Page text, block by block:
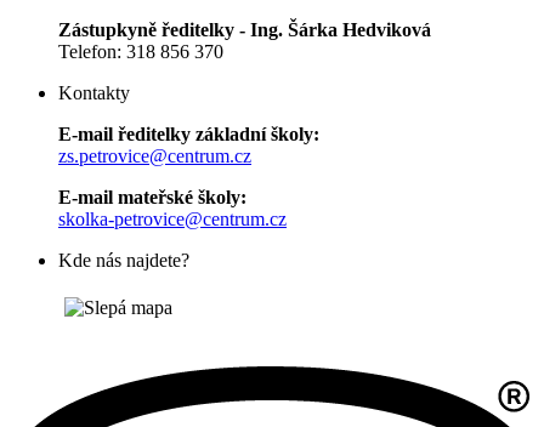
Zástupkyně ředitelky - Ing. Šárka Hedviková
Telefon: 318 856 370
Kontakty
E-mail ředitelky základní školy:
zs.petrovice@centrum.cz
E-mail mateřské školy:
skolka-petrovice@centrum.cz
Kde nás najdete?